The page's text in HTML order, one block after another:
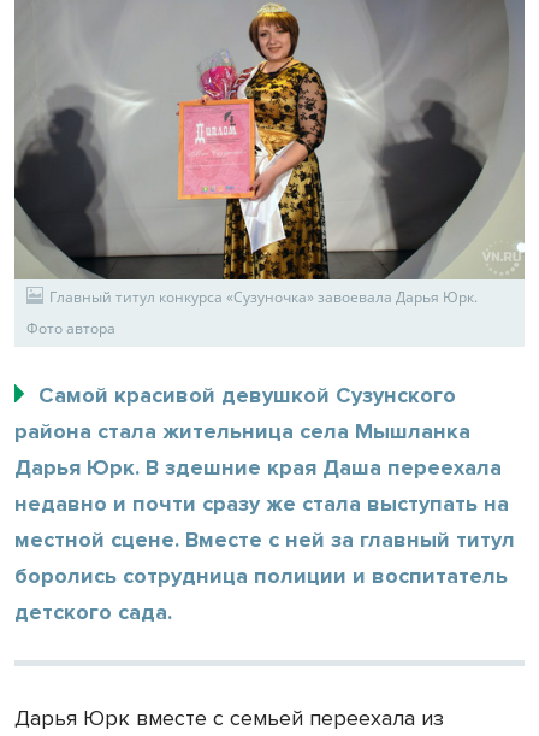
Главный титул конкурса «Сузуночка» завоевала Дарья Юрк.
Фото автора
Самой красивой девушкой Сузунского
района стала жительница села Мышланка
Дарья Юрк. В здешние края Даша переехала
недавно и почти сразу же стала выступать на
местной сцене. Вместе с ней за главный титул
боролись сотрудница полиции и воспитатель
детского сада.
Дарья Юрк вместе с семьей переехала из